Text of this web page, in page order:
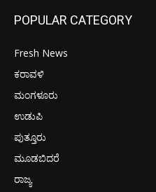
POPULAR CATEGORY
Fresh News
ಕರಾವಳಿ
ಮಂಗಳೂರು
ಉಡುಪಿ
ಪುತ್ತೂರು
ಮೂಡಬಿದರೆ
ರಾಜ್ಯ